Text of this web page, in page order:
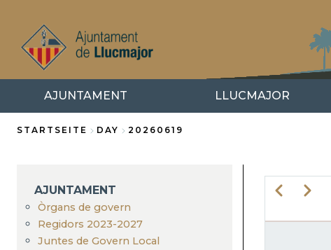
Inhalt
AJUNTAMENT LLUCMAJOR
STARTSEITE DAY 20260619
AJUNTAMENT
Òrgans de govern
Regidors 2023-2027
Juntes de Govern Local
ZurückWeiter